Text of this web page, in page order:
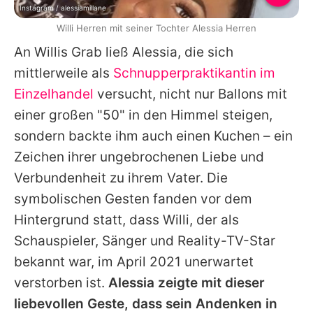
An Willis Grab ließ Alessia, die sich
mittlerweile als Schnupperpraktikantin im
Einzelhandel versucht, nicht nur Ballons mit
einer großen "50" in den Himmel steigen,
sondern backte ihm auch einen Kuchen – ein
Zeichen ihrer ungebrochenen Liebe und
Verbundenheit zu ihrem Vater. Die
symbolischen Gesten fanden vor dem
Hintergrund statt, dass Willi, der als
Schauspieler, Sänger und Reality-TV-Star
bekannt war, im April 2021 unerwartet
verstorben ist. Alessia zeigte mit dieser
liebevollen Geste, dass sein Andenken in
Instagram / alessiamillane
Willi Herren mit seiner Tochter Alessia Herren